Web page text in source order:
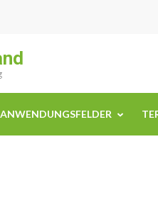
ANWENDUNGSFELDER